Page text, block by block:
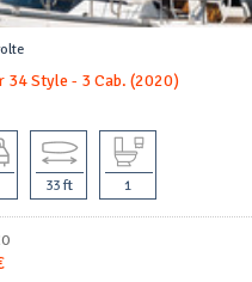
34 Style - 3 Cab. (2020)
33 ft 1